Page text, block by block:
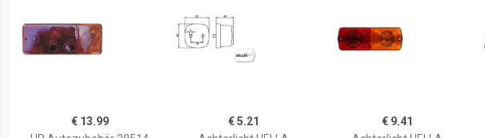
€ 13.99
€ 5.21
€ 9.41